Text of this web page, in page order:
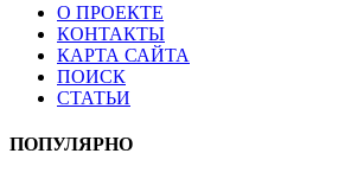
О ПРОЕКТЕ
КОНТАКТЫ
КАРТА САЙТА
ПОИСК
СТАТЬИ
ПОПУЛЯРНО